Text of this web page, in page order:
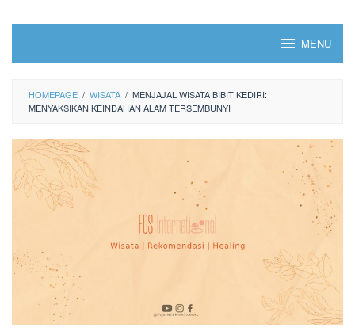
MENU
HOMEPAGE / WISATA / MENJAJAL WISATA BIBIT KEDIRI:
MENYAKSIKAN KEINDAHAN ALAM TERSEMBUNYI